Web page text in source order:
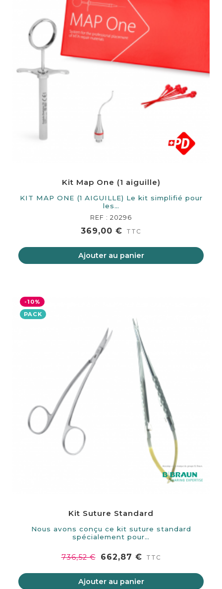
Kit Map One (1 aiguille)
KIT MAP ONE (1 AIGUILLE) Le kit simplifié pour
les…
REF : 20296
369,00 € TTC
Ajouter au panier
-10%
PACK
Kit Suture Standard
Nous avons conçu ce kit suture standard
spécialement pour…
736,52 € 662,87 € TTC
Ajouter au panier